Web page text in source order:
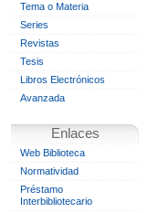
Tema o Materia
Series
Revistas
Tesis
Libros Electrónicos
Avanzada
Enlaces
Web Biblioteca
Normatividad
Préstamo
Interbibliotecario